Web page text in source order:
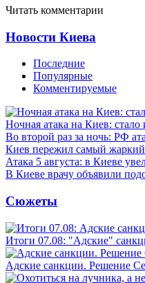
Читать комментарии
Новости Киева
Последние
Популярные
Комментируемые
Ночная атака на Киев: стало
Во второй раз за ночь: РФ
Киев пережил самый
Атака 5 августа: в Киеве
В Киеве врачу объявили
Сюжеты
Итоги 07.08: "Адские"
Адские санкции. Решение